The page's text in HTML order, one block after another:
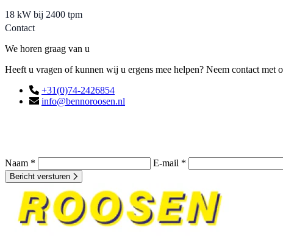
18 kW bij 2400 tpm
Contact
We horen graag van u
Heeft u vragen of kunnen wij u ergens mee helpen? Neem contact met
+31(0)74-2426854
info@bennoroosen.nl
Naam * E-mail *
Bericht versturen